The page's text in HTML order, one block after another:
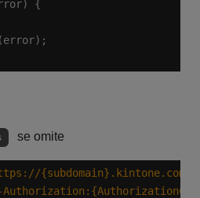
se omite